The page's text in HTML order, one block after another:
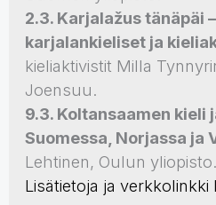
2.3. Karjalažus tänäpäi
karjalankieliset ja
kieliaktivistit Milla
Joensuu.
9.3. Koltansaamen kieli
Suomessa, Norjassa ja
Lehtinen, Oulun yliopisto.
Lisätietoja ja